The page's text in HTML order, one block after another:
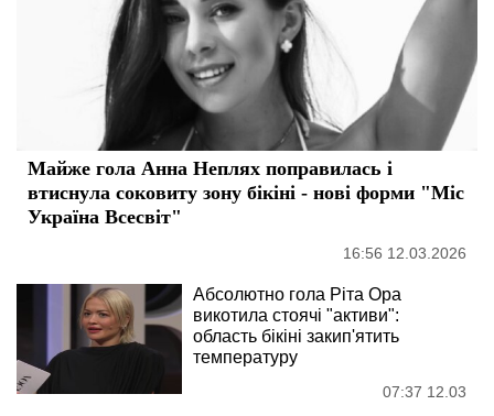
Майже гола Анна Неплях поправилась і
втиснула соковиту зону бікіні - нові форми "Міс
Україна Всесвіт"
16:56 12.03.2026
Абсолютно гола Ріта Ора
викотила стоячі "активи":
область бікіні закип'ятить
температуру
07:37 12.03